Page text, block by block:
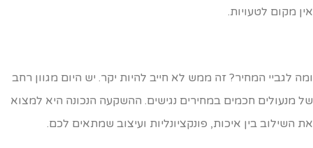
מקום לטעויות.
לגביי המחיר? זה ממש לא חייב להיות יקר. יש היום מגוון רחב
מנעולים חכמים במחירים נגישים. ההשקעה הנכונה היא למצוא
השילוב בין איכות, פונקציונליות ועיצוב שמתאים לכם.